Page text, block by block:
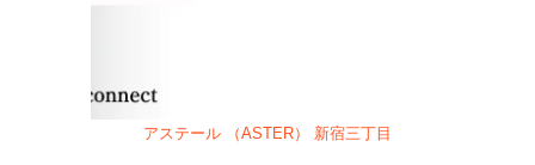
アステール （ASTER） 新宿三丁目